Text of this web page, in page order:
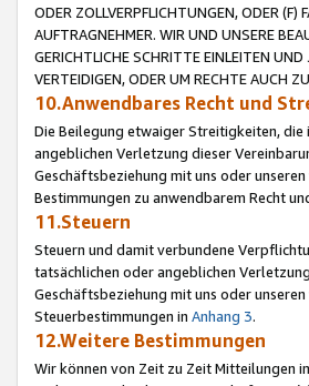
ODER ZOLLVERPFLICHTUNGEN, ODER (F)
AUFTRAGNEHMER. WIR UND UNSERE
GERICHTLICHE SCHRITTE EINLEITEN
VERTEIDIGEN, ODER UM RECHTE AUCH
10.Anwendbares Recht und
Die Beilegung etwaiger Streitigkeiten,
angeblichen Verletzung dieser
Geschäftsbeziehung mit uns oder
Bestimmungen zu anwendbarem Recht
11.Steuern
Steuern und damit verbundene
tatsächlichen oder angeblichen
Geschäftsbeziehung mit uns oder
Steuerbestimmungen in Anhang 3.
12.Weitere Bestimmungen
Wir können von Zeit zu Zeit Mitteilungen